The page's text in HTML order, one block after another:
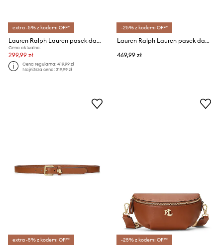
extra -5% z kodem: OFF*
Lauren Ralph Lauren pasek damski skórzany
Cena aktualna:
299,99 zł
Cena regularna:419,99 zł
Najniższa cena:319,99 zł
-25% z kodem: OFF*
Lauren Ralph Lauren pasek damski skórzany
469,99 zł
extra -5% z kodem: OFF* -25% z kodem: OFF*